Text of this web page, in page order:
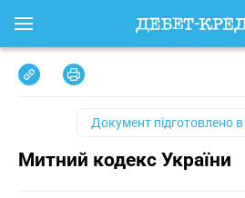
Документ підготовлено в
Митний кодекс України